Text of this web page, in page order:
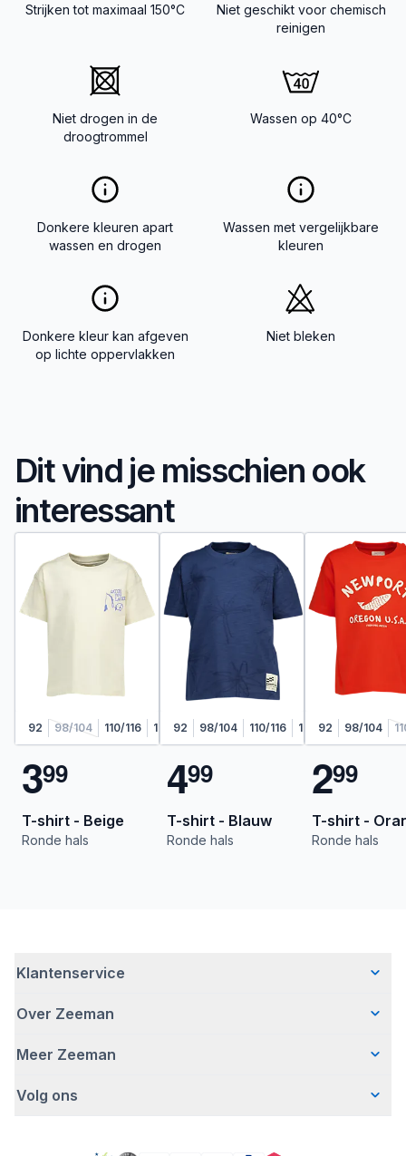
Strijken tot maximaal 150°C
Niet geschikt voor chemisch
reinigen
Niet drogen in de
droogtrommel
Wassen op 40°C
Donkere kleuren apart
wassen en drogen
Wassen met vergelijkbare
kleuren
Donkere kleur kan afgeven
op lichte oppervlakken
Niet bleken
Dit vind je misschien ook
interessant
92 98/104 110/116 122/128
399
T-shirt - Beige
Ronde hals
92 98/104 110/116 122/128
499
T-shirt - Blauw
Ronde hals
92 98/104
299
T-shirt -
Ronde hals
Klantenservice
Veelgestelde vragen
Bezorgen
Retourneren
Over Zeeman
Wie wij zijn
Hoe wij verantwoord ondernemen
Meer Zeeman
Veiligheidswaarschuwing
Volg ons